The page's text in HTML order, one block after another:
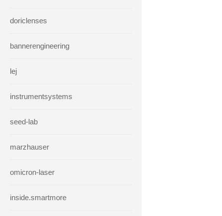
doriclenses
bannerengineering
lej
instrumentsystems
seed-lab
marzhauser
omicron-laser
inside.smartmore